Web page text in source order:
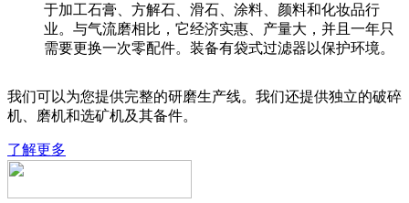
于加工石膏、方解石、滑石、涂料、颜料和化妆品行
业。与气流磨相比，它经济实惠、产量大，并且一年只
需要更换一次零配件。装备有袋式过滤器以保护环境。
我们可以为您提供完整的研磨生产线。我们还提供独立的破碎
机、磨机和选矿机及其备件。
了解更多